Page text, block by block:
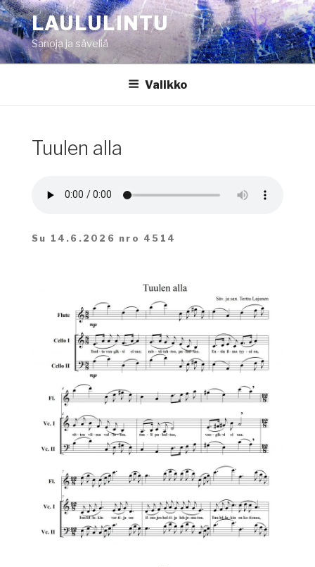
Siirry
sisältöönLAULULINTU
Sanoja ja säveliä
Valikko
Tuulen alla
Su 14.6.2026 nro 4514